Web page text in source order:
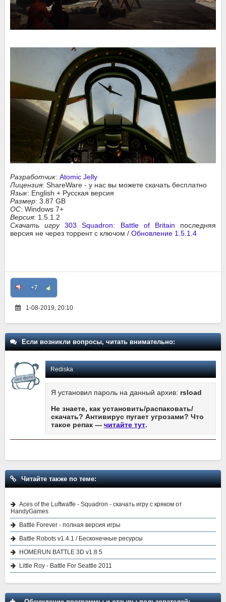
Разработчик: Atomic Jelly
Лицензия: ShareWare - у нас вы можете скачать бесплатно
Язык: English + Русская версия
Размер: 3.87 GB
ОС: Windows 7+
Версия: 1.5.1.2
Скачать игру303 Squadron: Battle of Britain последняя
версия не через торрент с ключом / Обновление 1.5.1.4
+7
1-08-2019, 20:10
Если возникли вопросы, читать внимательно:
Rediska
Я установил пароль на данный архив: rsload
Не знаете, как установить/распаковать/
скачать? Антивирус пугает угрозами? Что
такое репак — читайте тут.
Читайте также по теме:
Aces of the Luftwaffe - Squadron - скачать игру с кряком от
HandyGames
Battle Forever - полная версия игры
Battle Robots v1.4.1 / Бесконечные ресурсы
HOMERUN BATTLE 3D v1.8.5
Little Roy - Battle For Seattle 2011